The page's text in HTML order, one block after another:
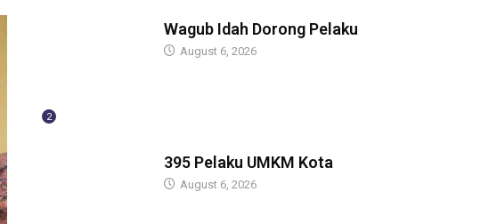
Wagub Idah Dorong Pelaku
August 6, 2026
2
395 Pelaku UMKM Kota
August 6, 2026